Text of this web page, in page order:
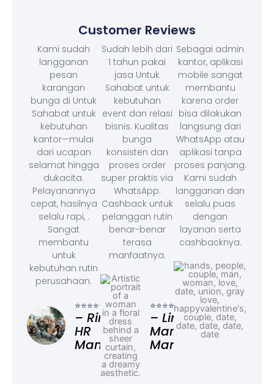
Customer Reviews
Kami sudah
langganan
pesan
karangan
bunga di Untuk
Sahabat untuk
kebutuhan
kantor—mulai
dari ucapan
selamat hingga
dukacita.
Pelayanannya
cepat, hasilnya
selalu rapi, .
Sangat
membantu
untuk
kebutuhan rutin
perusahaan.
⭐⭐⭐⭐⭐
– Rina,
HR
Manager
Sudah lebih dari
1 tahun pakai
jasa Untuk
Sahabat untuk
kebutuhan
event dan relasi
bisnis. Kualitas
bunga
konsisten dan
proses order
super praktis via
WhatsApp.
Cashback untuk
pelanggan rutin
benar-benar
terasa
manfaatnya.
⭐⭐⭐⭐⭐
– Linda,
Marketing
Manager
Sebagai admin
kantor, aplikasi
mobile sangat
membantu
karena order
bisa dilakukan
langsung dari
WhatsApp atau
aplikasi tanpa
proses panjang.
Kami sudah
langganan dan
selalu puas
dengan
layanan serta
cashbacknya.